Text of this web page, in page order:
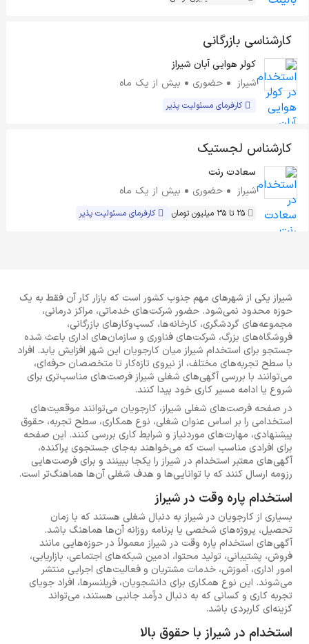
کارشناسی بازرگانی
کولر هوایی آبان شیراز
شیراز
حضوری بیش از یک ماه
کارفرمای مسئولیت پذیر
کارشناس لجستیک
سعادت رنت
شیراز
حضوری بیش از یک ماه
25 تا 35 میلیون تومان کارفرمای مسئولیت پذیر
شیراز یکی از شهرهای مهم جنوب کشور است که بازار کار آن فقط به یک
حوزه محدود نمی‌شود. حضور شرکت‌های خدماتی، مراکز درمانی،
مجموعه‌های گردشگری، کارخانه‌ها، کسب‌وکارهای بازرگانی،
فروشگاه‌های بزرگ، شرکت‌های فناوری و سازمان‌های اداری باعث شده
جستجو برای استخدام شیراز میان کارجویان این شهر افزایش یابد. افراد
با سطح تجربه‌های مختلف، از نیروی تازه‌کار تا متخصصان حرفه‌ای،
می‌توانند با بررسی آگهی‌های شغلی شیراز فرصت‌های مناسب‌تری برای
شروع یا ادامه مسیر کاری خود پیدا کنند.
در صفحه فرصت‌های شغلی شیراز، کارجویان می‌توانند موقعیت‌های
استخدامی را بر اساس عنوان شغلی، نوع همکاری، سطح تجربه، حقوق
پیشنهادی، مهارت‌های موردنیاز و شرایط کاری بررسی کنند. این صفحه
برای افرادی مناسب است که می‌خواهند به‌جای جستجوی پراکنده،
آگهی‌های معتبر استخدام در شیراز را یکجا ببینند و برای فرصت‌هایی
رزومه ارسال کنند که با توانایی‌ها و هدف شغلی آن‌ها هماهنگ‌تر است.
استخدام پاره وقت در شیراز
بسیاری از کارجویان در شیراز به دنبال شغلی هستند که با زمان
تحصیل، پروژه‌های شخصی یا برنامه روزانه آن‌ها هماهنگ باشد.
آگهی‌های استخدام پاره وقت در شیراز معمولاً در حوزه‌هایی مانند
فروش، پشتیبانی، تولید محتوا، ادمین شبکه‌های اجتماعی، بازاریابی،
امور اداری، آموزش، خدمات مشتریان و فعالیت‌های اجرایی منتشر
می‌شوند. این نوع همکاری برای دانشجویان، فریلنسرها، افراد جویای
تجربه کاری و کسانی که به دنبال درآمد جانبی هستند، می‌تواند
گزینه‌ای کاربردی باشد.
استخدام در شیراز با حقوق بالا